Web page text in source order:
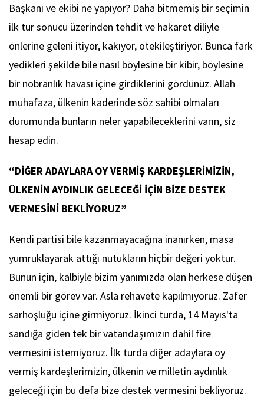
Başkanı ve ekibi ne yapıyor? Daha bitmemiş bir seçimin
ilk tur sonucu üzerinden tehdit ve hakaret diliyle
önlerine geleni itiyor, kakıyor, ötekileştiriyor. Bunca fark
yedikleri şekilde bile nasıl böylesine bir kibir, böylesine
bir nobranlık havası içine girdiklerini gördünüz. Allah
muhafaza, ülkenin kaderinde söz sahibi olmaları
durumunda bunların neler yapabileceklerini varın, siz
hesap edin.
“DİĞER ADAYLARA OY VERMİŞ KARDEŞLERİMİZİN,
ÜLKENİN AYDINLIK GELECEĞİ İÇİN BİZE DESTEK
VERMESİNİ BEKLİYORUZ”
Kendi partisi bile kazanmayacağına inanırken, masa
yumruklayarak attığı nutukların hiçbir değeri yoktur.
Bunun için, kalbiyle bizim yanımızda olan herkese düşen
önemli bir görev var. Asla rehavete kapılmıyoruz. Zafer
sarhoşluğu içine girmiyoruz. İkinci turda, 14 Mayıs'ta
sandığa giden tek bir vatandaşımızın dahil fire
vermesini istemiyoruz. İlk turda diğer adaylara oy
vermiş kardeşlerimizin, ülkenin ve milletin aydınlık
geleceği için bu defa bize destek vermesini bekliyoruz.